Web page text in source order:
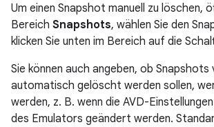
Um einen Snapshot manuell zu löschen,
Bereich Snapshots, wählen Sie den
klicken Sie unten im Bereich auf die
Sie können auch angeben, ob
automatisch gelöscht werden sollen,
werden, z. B. wenn die AVD-
des Emulators geändert werden.